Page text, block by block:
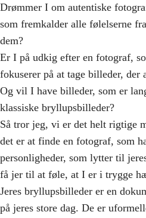
Drømmer I om autentiske
som fremkalder alle følelserne
dem?
Er I på udkig efter en fotograf,
fokuserer på at tage billeder, der
Og vil I have billeder, som er
klassiske bryllupsbilleder?
Så tror jeg, vi er det helt rigtige
det er at finde en fotograf, som
personligheder, som lytter til
få jer til at føle, at I er i trygge
Jeres bryllupsbilleder er en
på jeres store dag. De er